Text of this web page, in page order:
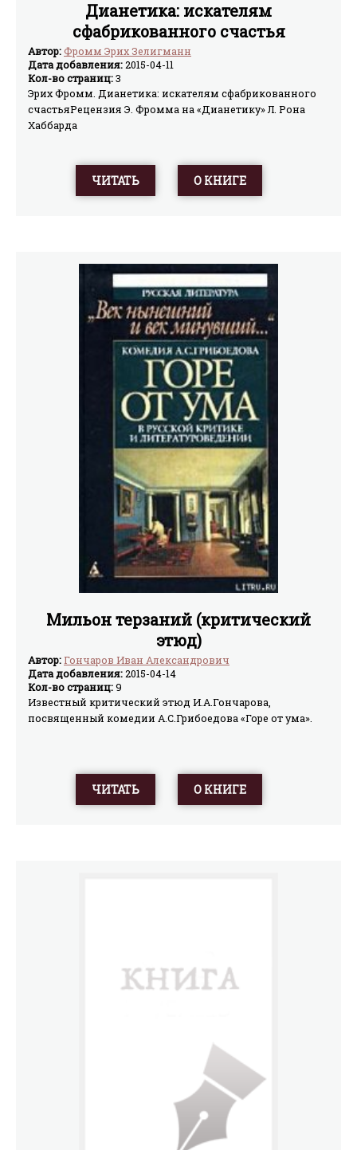
Дианетика: искателям
сфабрикованного счастья
Автор:Фромм Эрих Зелигманн
Дата добавления:2015-04-11
Кол-во страниц:3
Эрих Фромм. Дианетика: искателям сфабрикованного
счастьяРецензия Э. Фромма на «Дианетику» Л. Рона
Хаббарда
ЧИТАТЬ О КНИГЕ
Мильон терзаний (критический
этюд)
Автор:Гончаров Иван Александрович
Дата добавления:2015-04-14
Кол-во страниц:9
Известный критический этюд И.А.Гончарова,
посвященный комедии А.С.Грибоедова «Горе от ума».
ЧИТАТЬ О КНИГЕ